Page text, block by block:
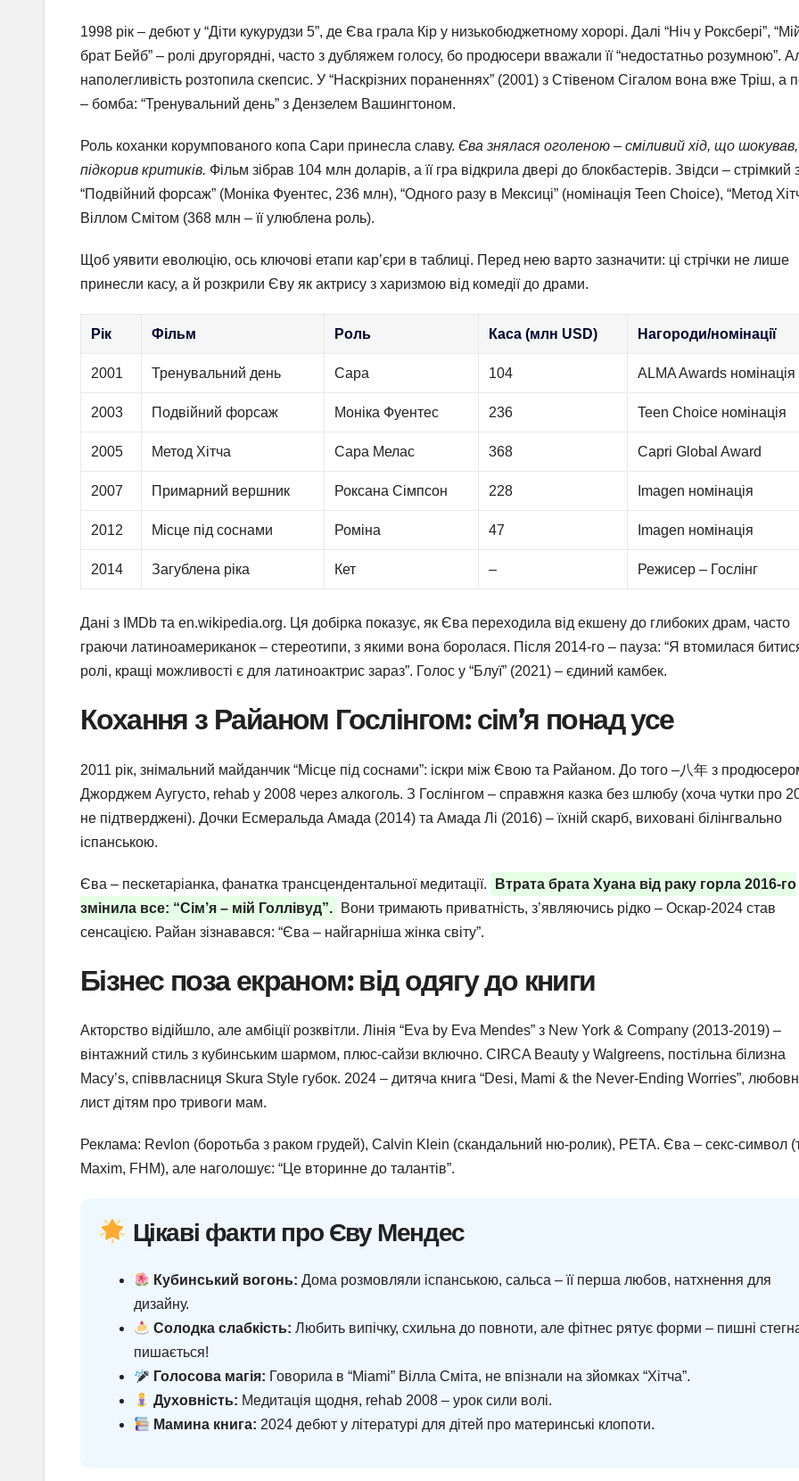
1998 рік – дебют у “Діти кукурудзи 5”, де Єва грала Кір у низькобюджетному хорорі. Далі “Ніч у Роксбері”,
брат Бейб” – ролі другорядні, часто з дубляжем голосу, бо продюсери вважали її “недостатньо розумною”.
наполегливість розтопила скепсис. У “Наскрізних пораненнях” (2001) з Стівеном Сігалом вона вже Тріш, а
– бомба: “Тренувальний день” з Дензелем Вашингтоном.
Роль коханки корумпованого копа Сари принесла славу. Єва знялася оголеною – сміливий хід, що
підкорив критиків. Фільм зібрав 104 млн доларів, а її гра відкрила двері до блокбастерів. Звідси – стрімкий
“Подвійний форсаж” (Моніка Фуентес, 236 млн), “Одного разу в Мексиці” (номінація Teen Choice), “Метод
Віллом Смітом (368 млн – її улюблена роль).
Щоб уявити еволюцію, ось ключові етапи кар’єри в таблиці. Перед нею варто зазначити: ці стрічки не лише
принесли касу, а й розкрили Єву як актрису з харизмою від комедії до драми.
Рік Фільм Роль Каса (млн USD) Нагороди/номінації
2001 Тренувальний день Сара 104 ALMA Awards номінація
2003 Подвійний форсаж Моніка Фуентес 236 Teen Choice номінація
2005 Метод Хітча Сара Мелас 368 Capri Global Award
2007 Примарний вершник Роксана Сімпсон 228 Imagen номінація
2012 Місце під соснами Роміна 47 Imagen номінація
2014 Загублена ріка Кет – Режисер – Гослінг
Дані з IMDb та en.wikipedia.org. Ця добірка показує, як Єва переходила від екшену до глибоких драм, часто
граючи латиноамериканок – стереотипи, з якими вона боролася. Після 2014-го – пауза: “Я втомилася
ролі, кращі можливості є для латиноактрис зараз”. Голос у “Блуї” (2021) – єдиний камбек.
Кохання з Райаном Гослінгом: сім’я понад усе
2011 рік, знімальний майданчик “Місце під соснами”: іскри між Євою та Райаном. До того –八年 з
Джорджем Аугусто, rehab у 2008 через алкоголь. З Гослінгом – справжня казка без шлюбу (хоча чутки про
не підтверджені). Дочки Есмеральда Амада (2014) та Амада Лі (2016) – їхній скарб, виховані білінгвально
іспанською.
Єва – пескетаріанка, фанатка трансцендентальної медитації.
Втрата брата Хуана від раку горла 2016-го
змінила все: “Сім’я – мій Голлівуд”.
Вони тримають приватність, з’являючись рідко – Оскар-2024 став
сенсацією. Райан зізнавався: “Єва – найгарніша жінка світу”.
Бізнес поза екраном: від одягу до книги
Акторство відійшло, але амбіції розквітли. Лінія “Eva by Eva Mendes” з New York & Company (2013-2019) –
вінтажний стиль з кубинським шармом, плюс-сайзи включно. CIRCA Beauty у Walgreens, постільна білизна
Macy’s, співвласниця Skura Style губок. 2024 – дитяча книга “Desi, Mami & the Never-Ending Worries”,
лист дітям про тривоги мам.
Реклама: Revlon (боротьба з раком грудей), Calvin Klein (скандальний ню-ролик), PETA. Єва – секс-символ
Maxim, FHM), але наголошує: “Це вторинне до талантів”.
Цікаві факти про Єву Мендес
Кубинський вогонь: Дома розмовляли іспанською, сальса – її перша любов, натхнення для
дизайну.
Солодка слабкість: Любить випічку, схильна до повноти, але фітнес рятує форми – пишні
пишається!
Голосова магія: Говорила в “Miami” Вілла Сміта, не впізнали на зйомках “Хітча”.
Духовність: Медитація щодня, rehab 2008 – урок сили волі.
Мамина книга: 2024 дебют у літературі для дітей про материнські клопоти.